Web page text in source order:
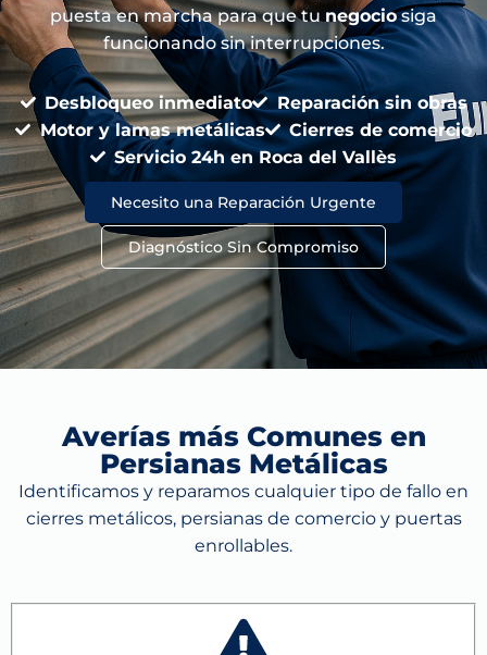
puesta en marcha para que tu negociosiga
funcionando sin interrupciones.
Desbloqueo inmediato
Reparación sin obras
Motor y lamas metálicas
Cierres de comercio
Servicio 24h en Roca del Vallès
Necesito una Reparación Urgente
Diagnóstico Sin Compromiso
Averías más Comunes en
Persianas Metálicas
Identificamos y reparamos cualquier tipo de fallo en
cierres metálicos, persianas de comercio y puertas
enrollables.